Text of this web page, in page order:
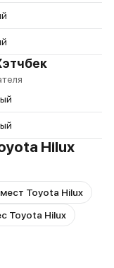
Hilux
Toyota Hilux
Toyota Hilux